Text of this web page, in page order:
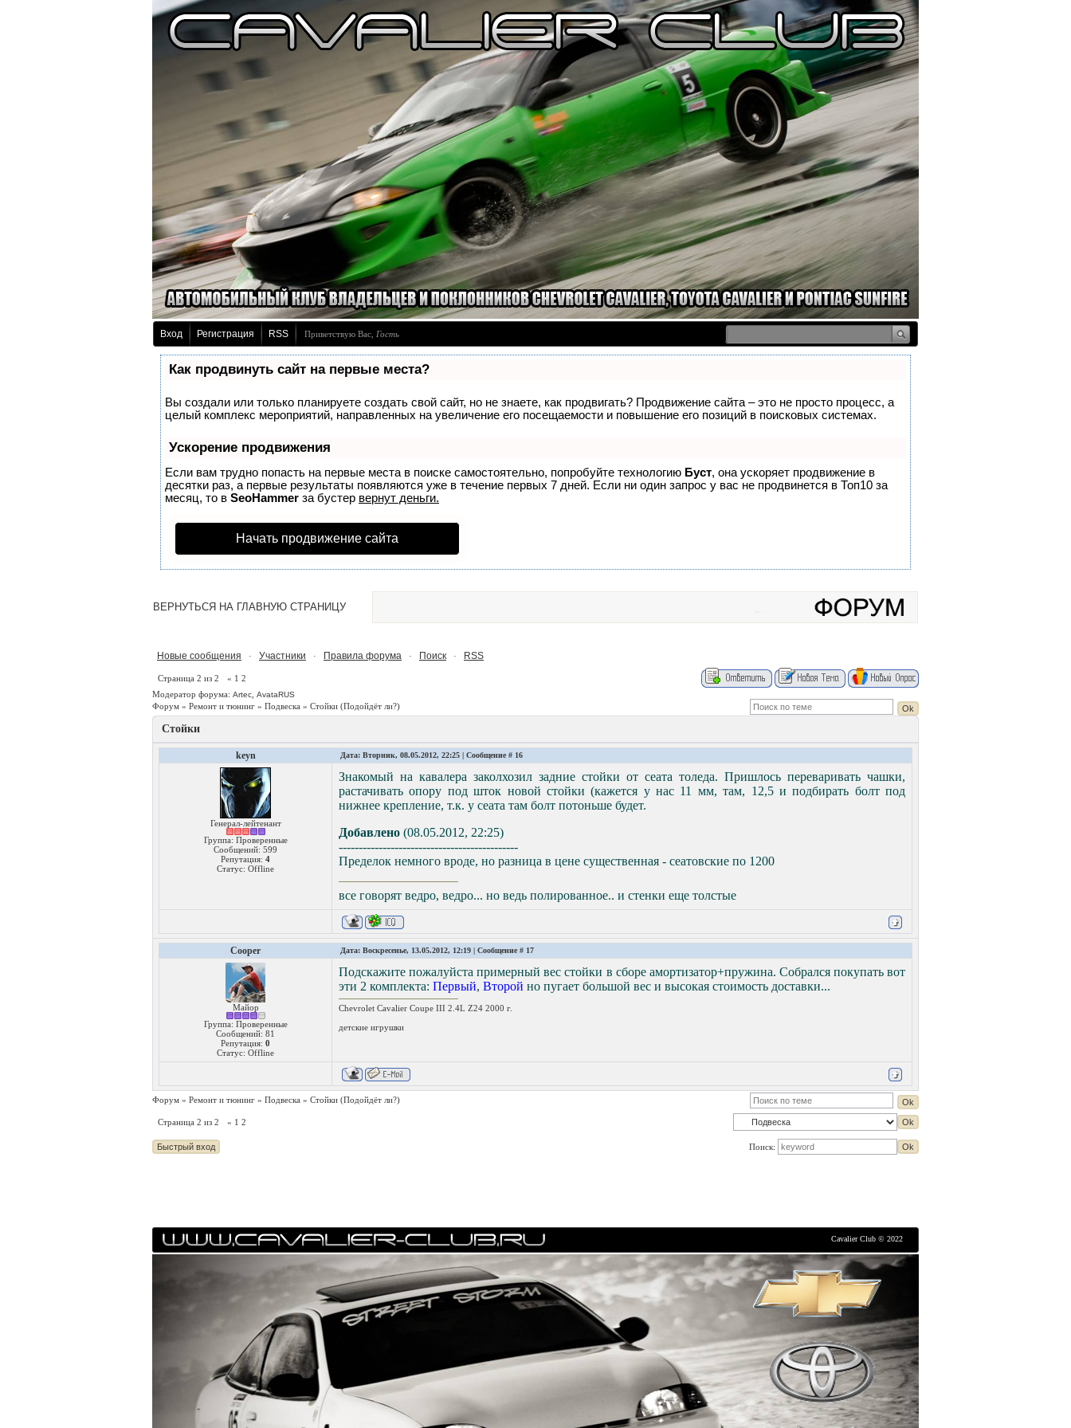
Вход Регистрация RSS Приветствую Вас Гость
Как продвинуть сайт на первые места?
Вы создали или только планируете создать свой сайт, но не знаете, как продвигать? Продвижение сайта – это не просто процесс, а
целый комплекс мероприятий, направленных на увеличение его посещаемости и повышение его позиций в поисковых системах.
Ускорение продвижения
Если вам трудно попасть на первые места в поиске самостоятельно, попробуйте технологию Буст, она ускоряет продвижение в
десятки раз, а первые результаты появляются уже в течение первых 7 дней. Если ни один запрос у вас не продвинется в Топ10 за
месяц, то в SeoHammer за бустер вернут деньги.
Начать продвижение сайта
ВЕРНУТЬСЯ НА ГЛАВНУЮ СТРАНИЦУ
Новые сообщения · Участники · Правила форума · Поиск · RSS
Страница 2 из 2 « 1 2
Модератор форума: Artec AvataRUS
Форум » Ремонт и тюнинг » Подвеска » Стойки (Подойдёт ли?)
Стойки
keyn Дата: Вторник, 08.05.2012, 22:25 | Сообщение # 16
Генерал-лейтенант
Группа: Проверенные
Сообщений: 599
Репутация: 4
Статус: Offline
Знакомый на кавалера заколхозил задние стойки от сеата толеда. Пришлось переваривать чашки,
растачивать опору под шток новой стойки (кажется у нас 11 мм, там, 12,5 и подбирать болт под
нижнее крепление, т.к. у сеата там болт потоньше будет.
Добавлено (08.05.2012, 22:25)
---------------------------------------------
Пределок немного вроде, но разница в цене существенная - сеатовские по 1200
все говорят ведро, ведро... но ведь полированное.. и стенки еще толстые
Cooper Дата: Воскресенье, 13.05.2012, 12:19 | Сообщение # 17
Майор
Группа: Проверенные
Сообщений: 81
Репутация: 0
Статус: Offline
Подскажите пожалуйста примерный вес стойки в сборе амортизатор+пружина. Собрался покупать вот
эти 2 комплекта: Первый, Второй но пугает большой вес и высокая стоимость доставки...
Chevrolet Cavalier Coupe III 2.4L Z24 2000 г.
детские игрушки
Форум » Ремонт и тюнинг » Подвеска » Стойки (Подойдёт ли?)
Страница 2 из 2 « 1 2
Поиск:
Cavalier Club © 2022